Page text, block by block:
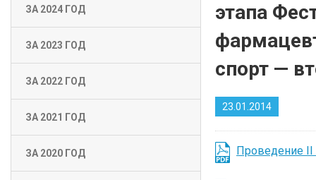
ЗА 2024 ГОД
ЗА 2023 ГОД
ЗА 2022 ГОД
ЗА 2021 ГОД
ЗА 2020 ГОД
этапа
спорт —
23.01.2014
Проведение II